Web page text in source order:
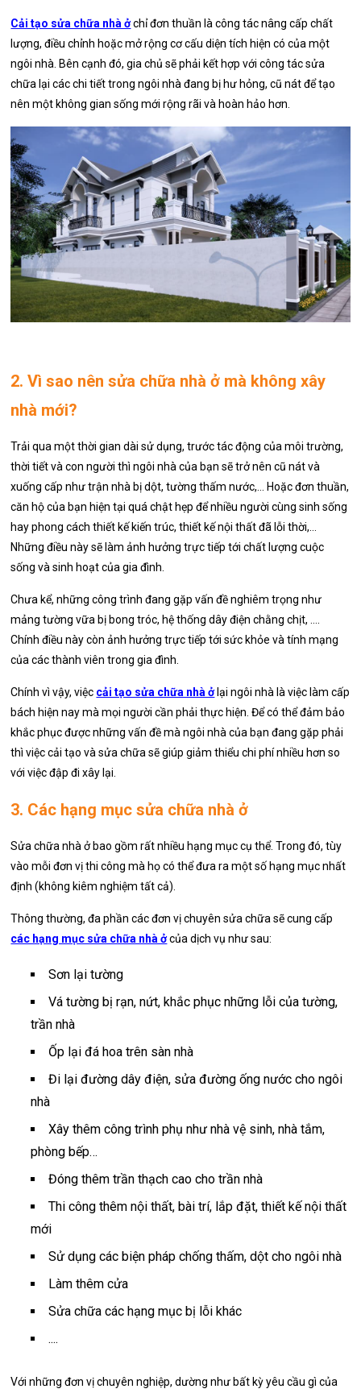
Cải tạo sửa chữa nhà ởchỉ đơn thuần là công tác nâng cấp chất
lượng, điều chỉnh hoặc mở rộng cơ cấu diện tích hiện có của một
ngôi nhà. Bên cạnh đó, gia chủ sẽ phải kết hợp với công tác sửa
chữa lại các chi tiết trong ngôi nhà đang bị hư hỏng, cũ nát để tạo
nên một không gian sống mới rộng rãi và hoàn hảo hơn.
2. Vì sao nên sửa chữa nhà ở mà không xây
nhà mới?
Trải qua một thời gian dài sử dụng, trước tác động của môi trường,
thời tiết và con người thì ngôi nhà của bạn sẽ trở nên cũ nát và
xuống cấp như trận nhà bị dột, tường thấm nước,… Hoặc đơn thuần,
căn hộ của bạn hiện tại quá chật hẹp để nhiều người cùng sinh sống
hay phong cách thiết kế kiến trúc, thiết kế nội thất đã lỗi thời,…
Những điều này sẽ làm ảnh hưởng trực tiếp tới chất lượng cuộc
sống và sinh hoạt của gia đình.
Chưa kể, những công trình đang gặp vấn đề nghiêm trọng như
mảng tường vữa bị bong tróc, hệ thống dây điện chằng chịt, ….
Chính điều này còn ảnh hưởng trực tiếp tới sức khỏe và tính mạng
của các thành viên trong gia đình.
Chính vì vậy, việc cải tạo sửa chữa nhà ởlại ngôi nhà là việc làm cấp
bách hiện nay mà mọi người cần phải thực hiện. Để có thể đảm bảo
khắc phục được những vấn đề mà ngôi nhà của bạn đang gặp phải
thì việc cải tạo và sửa chữa sẽ giúp giảm thiểu chi phí nhiều hơn so
với việc đập đi xây lại.
3. Các hạng mục sửa chữa nhà ở
Sửa chữa nhà ở bao gồm rất nhiều hạng mục cụ thể. Trong đó, tùy
vào mỗi đơn vị thi công mà họ có thể đưa ra một số hạng mục nhất
định (không kiêm nghiệm tất cả).
Thông thường, đa phần các đơn vị chuyên sửa chữa sẽ cung cấp
các hạng mục sửa chữa nhà ởcủa dịch vụ như sau:
Sơn lại tường
Vá tường bị rạn, nứt, khắc phục những lỗi của tường,
trần nhà
Ốp lại đá hoa trên sàn nhà
Đi lại đường dây điện, sửa đường ống nước cho ngôi
nhà
Xây thêm công trình phụ như nhà vệ sinh, nhà tắm,
phòng bếp…
Đóng thêm trần thạch cao cho trần nhà
Thi công thêm nội thất, bài trí, lắp đặt, thiết kế nội thất
mới
Sử dụng các biện pháp chống thấm, dột cho ngôi nhà
Làm thêm cửa
Sửa chữa các hạng mục bị lỗi khác
....
Với những đơn vị chuyên nghiệp, dường như bất kỳ yêu cầu gì của